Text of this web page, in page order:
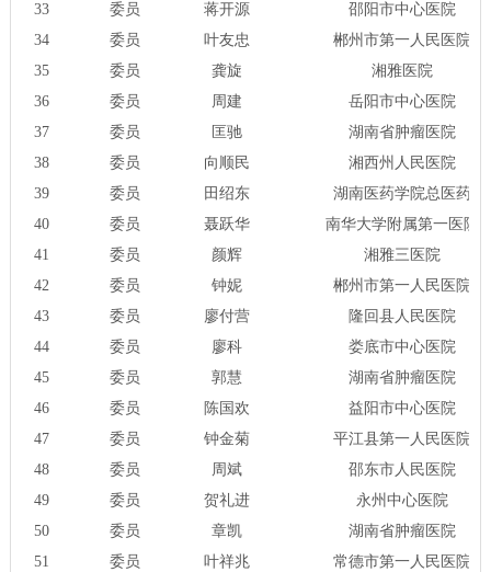
33
委员 蒋开源
邵阳市中心医院
34
委员 叶友忠
郴州市第一人民医院
35
委员 龚旋
湘雅医院
36
委员 周建
岳阳市中心医院
37
委员 匡驰
湖南省肿瘤医院
38
委员 向顺民
湘西州人民医院
39
委员 田绍东
湖南医药学院总医药
40
委员 聂跃华
南华大学附属第一医院
41
委员 颜辉
湘雅三医院
42
委员 钟妮
郴州市第一人民医院
43
委员 廖付营
隆回县人民医院
44
委员 廖科
娄底市中心医院
45
委员 郭慧
湖南省肿瘤医院
46
委员 陈国欢
益阳市中心医院
47
委员 钟金菊
平江县第一人民医院
48
委员 周斌
邵东市人民医院
49
委员 贺礼进
永州中心医院
50
委员 章凯
湖南省肿瘤医院
51
委员 叶祥兆
常德市第一人民医院